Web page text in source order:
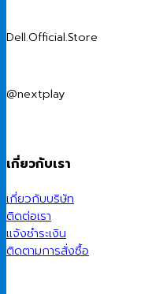
Dell.Official.Store
@nextplay
เกี่ยวกับเรา
เกี่ยวกับบริษัท
ติดต่อเรา
แจ้งชำระเงิน
ติดตามการสั่งซื้อ